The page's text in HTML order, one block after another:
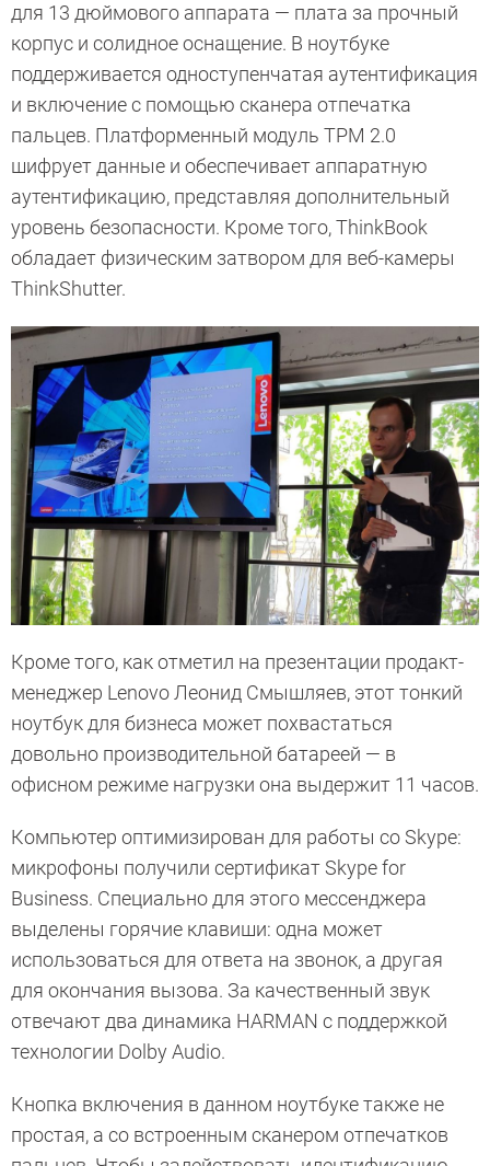
для 13 дюймового аппарата — плата за прочный
корпус и солидное оснащение. В ноутбуке
поддерживается одноступенчатая аутентификация
и включение с помощью сканера отпечатка
пальцев. Платформенный модуль TPM 2.0
шифрует данные и обеспечивает аппаратную
аутентификацию, представляя дополнительный
уровень безопасности. Кроме того, ThinkBook
обладает физическим затвором для веб-камеры
ThinkShutter.
Кроме того, как отметил на презентации продакт-
менеджер Lenovo Леонид Смышляев, этот тонкий
ноутбук для бизнеса может похвастаться
довольно производительной батареей — в
офисном режиме нагрузки она выдержит 11 часов.
Компьютер оптимизирован для работы со Skype:
микрофоны получили сертификат Skype for
Business. Специально для этого мессенджера
выделены горячие клавиши: одна может
использоваться для ответа на звонок, а другая
для окончания вызова. За качественный звук
отвечают два динамика HARMAN с поддержкой
технологии Dolby Audio.
Кнопка включения в данном ноутбуке также не
простая, а со встроенным сканером отпечатков